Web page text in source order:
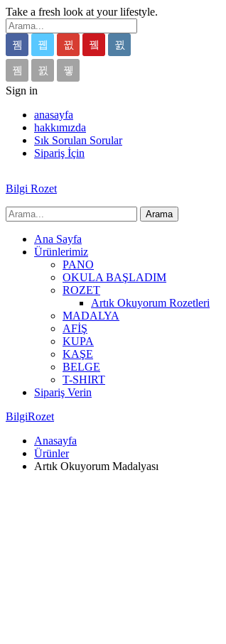
Take a fresh look at your lifestyle.
Sign in
anasayfa
hakkımızda
Sık Sorulan Sorular
Sipariş İçin
Bilgi Rozet
Ana Sayfa
Ürünlerimiz
PANO
OKULA BAŞLADIM
ROZET
Artık Okuyorum Rozetleri
MADALYA
AFİŞ
KUPA
KAŞE
BELGE
T-SHIRT
Sipariş Verin
BilgiRozet
Anasayfa
Ürünler
Artık Okuyorum Madalyası